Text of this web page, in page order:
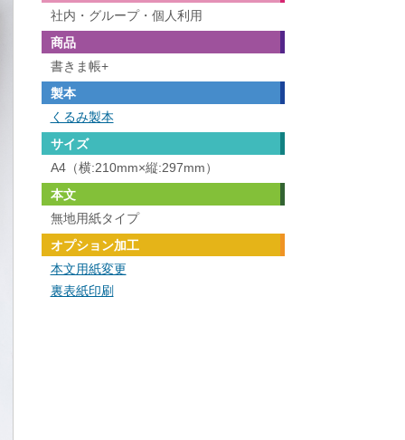
社内・グループ・個人利用
商品
書きま帳+
製本
くるみ製本
サイズ
A4（横:210mm×縦:297mm）
本文
無地用紙タイプ
オプション加工
本文用紙変更
裏表紙印刷